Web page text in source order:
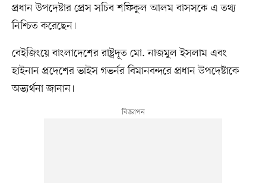
প্রধান উপদেষ্টার প্রেস সচিব শফিকুল আলম বাসসকে এ তথ্য
নিশ্চিত করেছেন।
বেইজিংয়ে বাংলাদেশের রাষ্ট্রদূত মো. নাজমুল ইসলাম এবং
হাইনান প্রদেশের ভাইস গভর্নর বিমানবন্দরে প্রধান উপদেষ্টাকে
অভ্যর্থনা জানান।